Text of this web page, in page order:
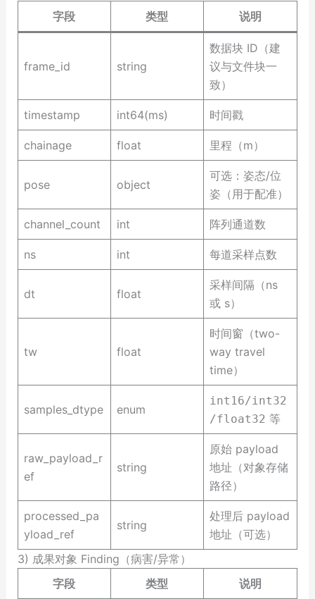
字段
类型 说明
frame_id string
数据块 ID（建
议与文件块一
致）
timestamp int64(ms) 时间戳
chainage float 里程（m）
pose object
可选：姿态/位
姿（用于配准）
channel_count int 阵列通道数
ns int 每道采样点数
dt float
采样间隔（ns
或 s）
tw float
时间窗（two-
way travel
time）
samples_dtype enum
int16/int32
/float32 等
raw_payload_r
ef
string
原始 payload
地址（对象存储
路径）
processed_pa
yload_ref
string
处理后 payload
地址（可选）
3) 成果对象 Finding（病害/异常）
字段
类型 说明